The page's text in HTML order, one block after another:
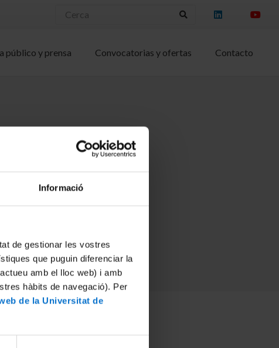
Informació
de gestionar les vostres
que puguin diferenciar la
amb el lloc web) i amb
hàbits de navegació). Per
de la Universitat de
público y prensa Convocatorias y ofertas Contacto